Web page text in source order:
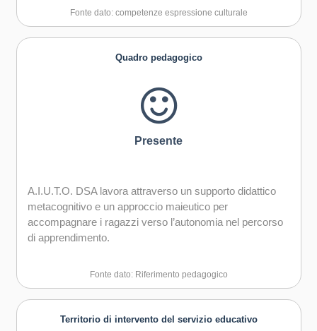
mediante le arti e le altre forme culturali
Capacità di impegnarsi in processi creativi sia
individualmente che collettivamente
Curiosità nei confronti del mondo, apertura per
immaginare nuove possibilità
Fonte dato: competenze espressione culturale
Quadro pedagogico
Presente
A.I.U.T.O. DSA lavora attraverso un supporto didattico
metacognitivo e un approccio maieutico per
accompagnare i ragazzi verso l’autonomia nel percorso
di apprendimento.
Fonte dato: Riferimento pedagogico
Territorio di intervento del servizio educativo